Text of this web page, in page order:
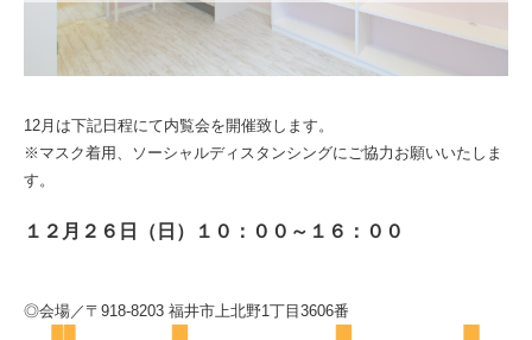
12月は下記日程にて内覧会を開催致します。
※マスク着用、ソーシャルディスタンシングにご協力お願いいたしま
す。
１２月２６日（日）１０：００～１６：００
◎会場／〒918-8203 福井市上北野1丁目3606番